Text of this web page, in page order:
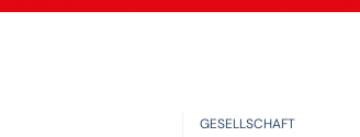
GESELLSCHAFT